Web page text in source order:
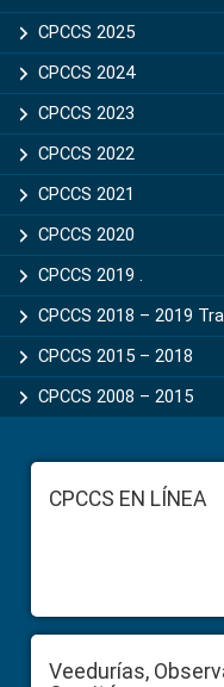
CPCCS 2025
CPCCS 2024
CPCCS 2023
CPCCS 2022
CPCCS 2021
CPCCS 2020
CPCCS 2019 .
CPCCS 2018 – 2019
CPCCS 2015 – 2018
CPCCS 2008 – 2015
FooterCPCCS EN LÍNEA
Veedurías,